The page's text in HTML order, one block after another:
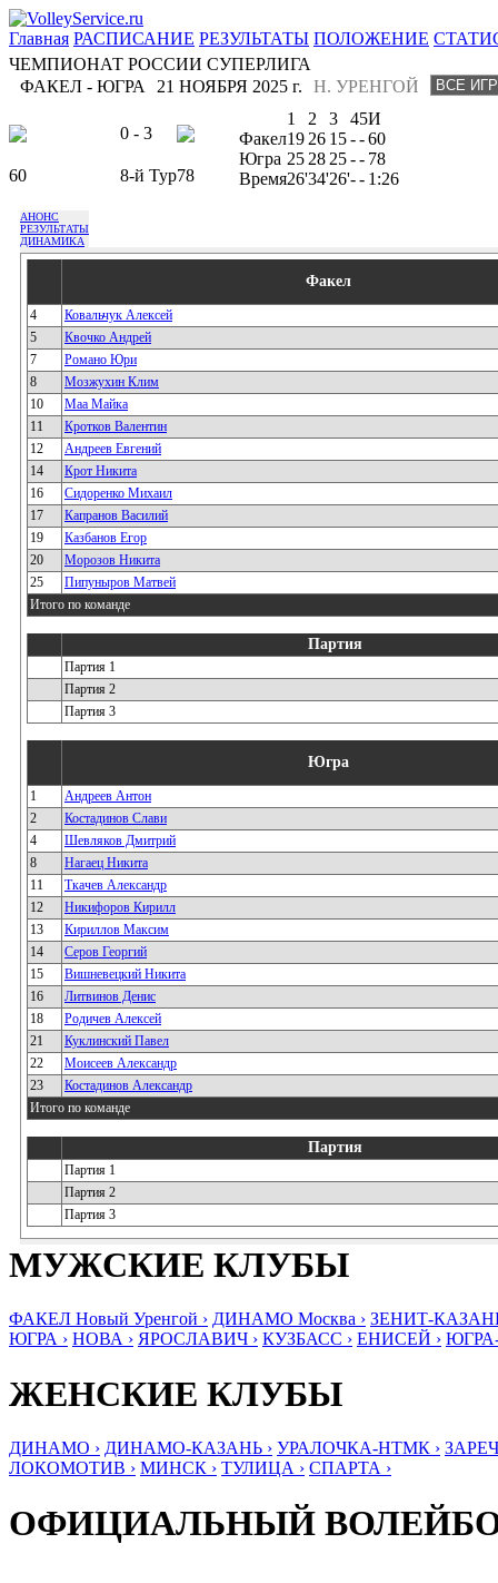
Главная РАСПИСАНИЕ РЕЗУЛЬТАТЫ ПОЛОЖЕНИЕ
ЧЕМПИОНАТ РОССИИ СУПЕРЛИГА
ФАКЕЛ - ЮГРА
Н. УРЕНГОЙ
21 НОЯБРЯ 2025 г.
0 - 3
60 8-й Тур78
1 2 3 45И
Факел19 26 15--60
Югра 25 28 25-- 78
Время26'34'26'-- 1:26
АНОНС
РЕЗУЛЬТАТЫ
ДИНАМИКА
Факел
4
Ковальчук Алексей
5
Квочко Андрей
7
Романо Юри
8
Мозжухин Клим
10
Маа Майка
11
Кротков Валентин
12
Андреев Евгений
14
Крот Никита
16
Сидоренко Михаил
17
Капранов Василий
19
Казбанов Егор
20
Морозов Никита
25
Пипуныров Матвей
Итого по команде
Партия
Партия 1
Партия 2
Партия 3
Югра
1
Андреев Антон
2
Костадинов Слави
4
Шевляков Дмитрий
8
Нагаец Никита
11
Ткачев Александр
12
Никифоров Кирилл
13
Кириллов Максим
14
Серов Георгий
15
Вишневецкий Никита
16
Литвинов Денис
18
Родичев Алексей
21
Куклинский Павел
22
Моисеев Александр
23
Костадинов Александр
Итого по команде
Партия
Партия 1
Партия 2
Партия 3
МУЖСКИЕ КЛУБЫ
ФАКЕЛ Новый Уренгой › ДИНАМО Москва › ЗЕНИТ-
ЮГРА › НОВА › ЯРОСЛАВИЧ › КУЗБАСС › ЕНИСЕЙ ›
ЖЕНСКИЕ КЛУБЫ
ДИНАМО › ДИНАМО-КАЗАНЬ › УРАЛОЧКА-НТМК ›
ЛОКОМОТИВ › МИНСК › ТУЛИЦА › СПАРТА ›
ОФИЦИАЛЬНЫЙ